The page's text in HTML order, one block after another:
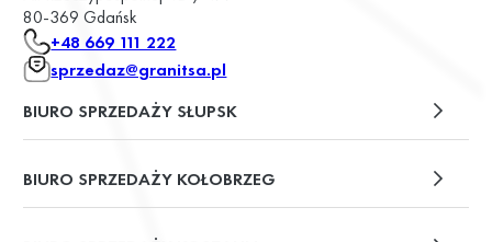
80-369 Gdańsk
+48 669 111 222
sprzedaz@granitsa.pl
BIURO SPRZEDAŻY SŁUPSK
plac Władysława Broniewskiego 13/u2
BIURO SPRZEDAŻY KOŁOBRZEG
ul. Św. Wojciecha 6